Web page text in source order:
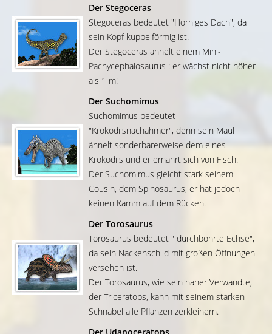
Der Stegoceras
Stegoceras bedeutet "Horniges Dach", da
sein Kopf kuppelförmig ist.
Der Stegoceras ähnelt einem Mini-
Pachycephalosaurus : er wächst nicht höher
als 1 m!
Der Suchomimus
Suchomimus bedeutet
"Krokodilsnachahmer", denn sein Maul
ähnelt sonderbarerweise dem eines
Krokodils und er ernährt sich von Fisch.
Der Suchomimus gleicht stark seinem
Cousin, dem Spinosaurus, er hat jedoch
keinen Kamm auf dem Rücken.
Der Torosaurus
Torosaurus bedeutet " durchbohrte Echse",
da sein Nackenschild mit großen Öffnungen
versehen ist.
Der Torosaurus, wie sein naher Verwandte,
der Triceratops, kann mit seinem starken
Schnabel alle Pflanzen zerkleinern.